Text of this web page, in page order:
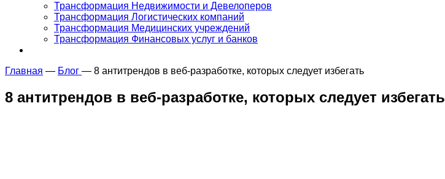
Трансформация Недвижимости и Девелоперов
Трансформация Логистических компаний
Трансформация Медицинских учреждений
Трансформация Финансовых услуг и банков
Главная — Блог — 8 антитрендов в веб-разработке, которых следует избегать
8 антитрендов в веб-разработке, которых следует избегать